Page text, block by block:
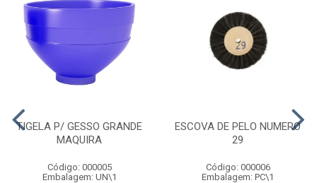
TIGELA P/ GESSO GRANDE
MAQUIRA
Código: 000005
Embalagem: UN\1
ESCOVA DE PELO NUMERO
29
Código: 000006
Embalagem: PC\1